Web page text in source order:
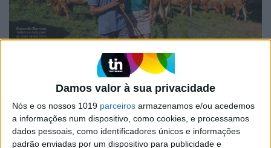
Damos valor à sua privacidade
Nós e os nossos 1019 parceiros armazenamos e/ou acedemos
a informações num dispositivo, como cookies, e processamos
dados pessoais, como identificadores únicos e informações
padrão enviadas por um dispositivo para publicidade e
EDIÇÃO 1744